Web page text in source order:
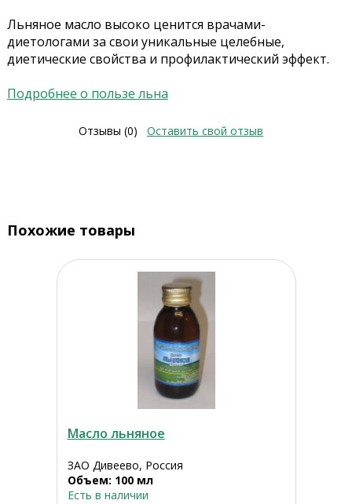
Льняное масло высоко ценится врачами-
диетологами за свои уникальные целебные,
диетические свойства и профилактический эффект.
Подробнее о пользе льна
Отзывы (0) Оставить свой отзыв
Похожие товары
Масло льняное
ЗАО Дивеево, Россия
Объем: 100 мл
Есть в наличии